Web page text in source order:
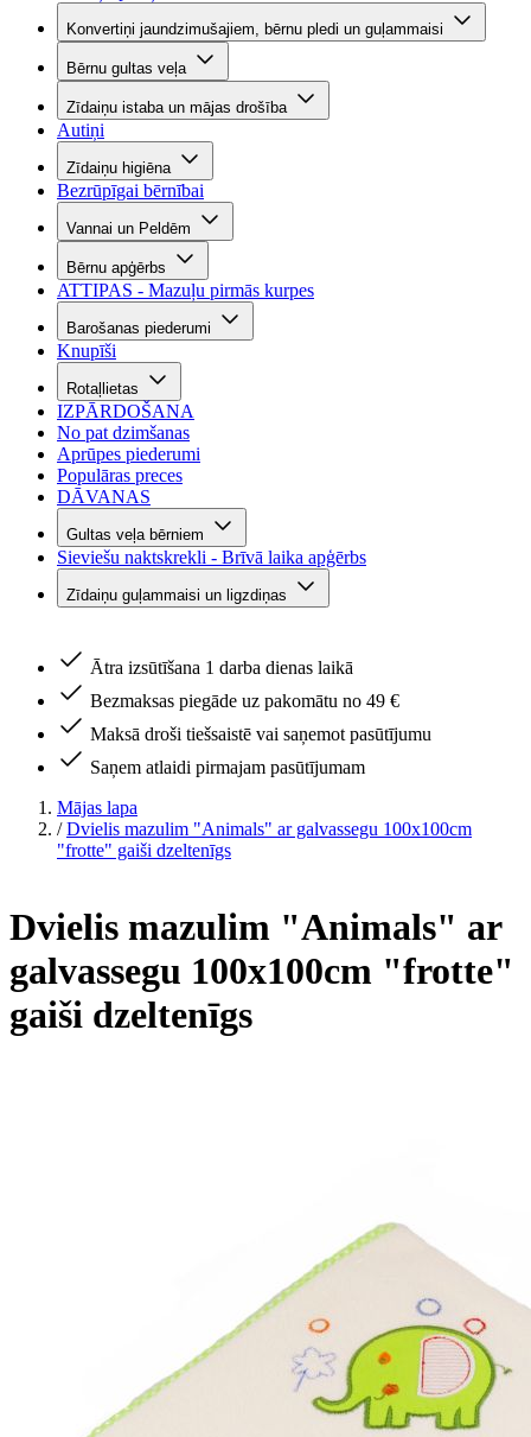
Konvertiņi jaundzimušajiem, bērnu pledi un guļammaisi
Bērnu gultas veļa
Zīdaiņu istaba un mājas drošība
Autiņi
Zīdaiņu higiēna
Bezrūpīgai bērnībai
Vannai un Peldēm
Bērnu apģērbs
ATTIPAS - Mazuļu pirmās kurpes
Barošanas piederumi
Knupīši
Rotaļlietas
IZPĀRDOŠANA
No pat dzimšanas
Aprūpes piederumi
Populāras preces
DĀVANAS
Gultas veļa bērniem
Sieviešu naktskrekli - Brīvā laika apģērbs
Zīdaiņu guļammaisi un ligzdiņas
Ātra izsūtīšana 1 darba dienas laikā
Bezmaksas piegāde uz pakomātu no 49 €
Maksā droši tiešsaistē vai saņemot pasūtījumu
Saņem atlaidi pirmajam pasūtījumam
Mājas lapa
/ Dvielis mazulim "Animals" ar galvassegu 100x100cm
"frotte" gaiši dzeltenīgs
Dvielis mazulim "Animals" ar
galvassegu 100x100cm "frotte"
gaiši dzeltenīgs